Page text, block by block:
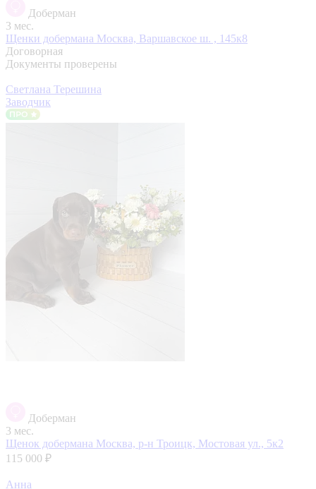
Доберман
3 мес.
Щенки добермана Москва, Варшавское ш. , 145к8
Договорная
Документы проверены
Светлана Терешина
Заводчик
Доберман
3 мес.
Щенок добермана Москва, р-н Троицк, Мостовая ул., 5к2
115 000 ₽
Анна